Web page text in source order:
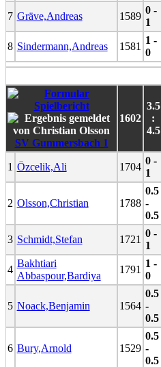
7 Gräve,Andreas 1589
0 -
1
8 Sindermann,Andreas 1581
1 -
0
SV Gummersbach 1
1602
3.5
:
4.5
1 Özcelik,Ali 1704
0 -
1
2 Olsson,Christian 1788
0.5
-
0.5
3 Schmidt,Stefan 1721
0 -
1
4
Bakhtiari
Abbaspour,Bardiya
1791
1 -
0
5 Noack,Benjamin 1564
0.5
-
0.5
6 Bury,Arnold 1529
0.5
-
0.5